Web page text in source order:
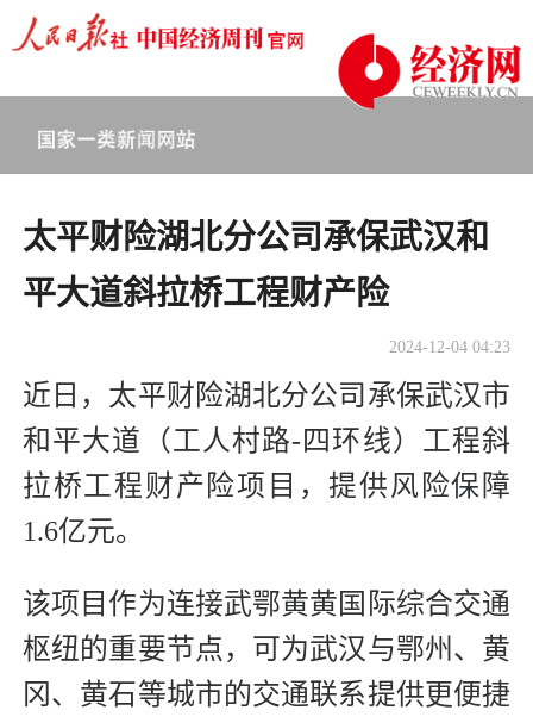
太平财险湖北分公司承保武汉和
平大道斜拉桥工程财产险
2024-12-04 04:23
近日，太平财险湖北分公司承保武汉市
和平大道（工人村路-四环线）工程斜
拉桥工程财产险项目，提供风险保障
1.6亿元。
该项目作为连接武鄂黄黄国际综合交通
枢纽的重要节点，可为武汉与鄂州、黄
冈、黄石等城市的交通联系提供更便捷